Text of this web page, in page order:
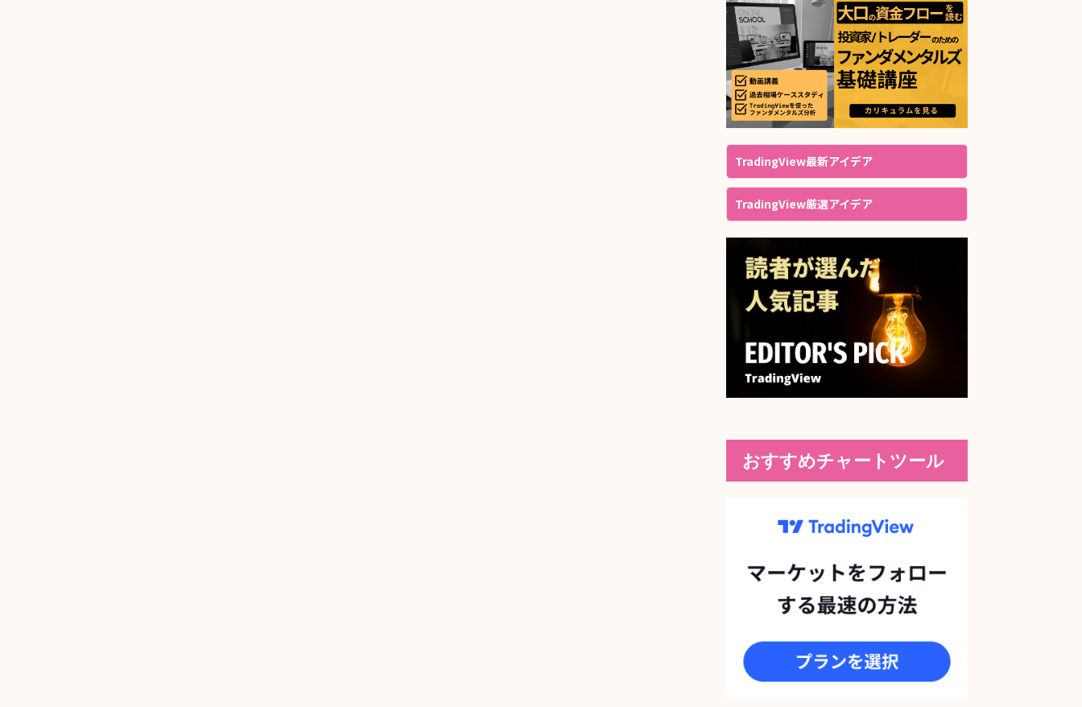
TradingView最新アイデア
TradingView厳選アイデア
おすすめチャートツール